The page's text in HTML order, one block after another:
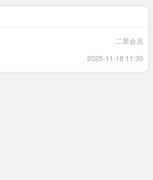
二星会员
2025-11-18 11:30